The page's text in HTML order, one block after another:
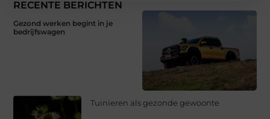
RECENTE BERICHTEN
Gezond werken begint in je
bedrijfswagen
Tuinieren als gezonde gewoonte